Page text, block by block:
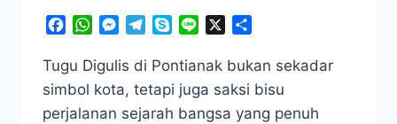
Facebook
WhatsApp
Messenger
TelegramSkypeLine
Tugu Digulis di Pontianak bukan sekadar
simbol kota, tetapi juga saksi bisu
perjalanan sejarah bangsa yang penuh